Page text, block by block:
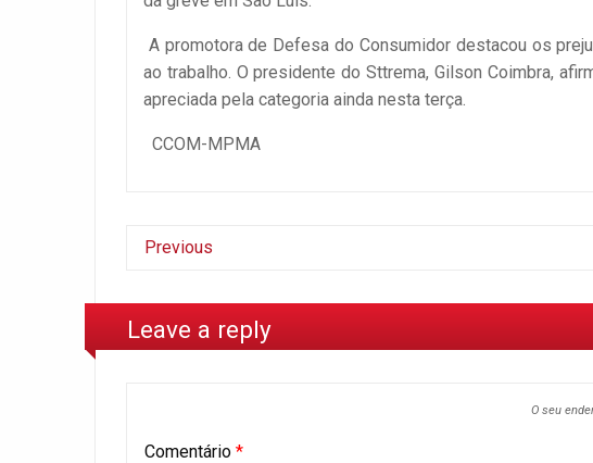
A promotora de Defesa do Consumidor destacou os
ao trabalho. O presidente do Sttrema, Gilson Coimbra,
apreciada pela categoria ainda nesta terça.
CCOM-MPMA
Previous
Leave a reply
O seu
Comentário *